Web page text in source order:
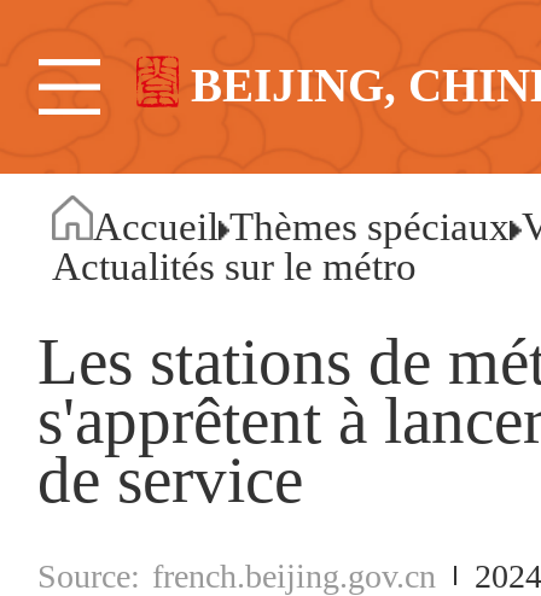
BEIJING,
Accueil Thèmes spéciaux
Actualités sur le métro
Les stations de
s'apprêtent à
de service
french.beijing.gov.cn